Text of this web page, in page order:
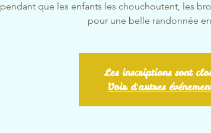
pendant que les enfants les chouchoutent, les
pour une belle randonnée
Les inscriptions sont
Voir d'autres